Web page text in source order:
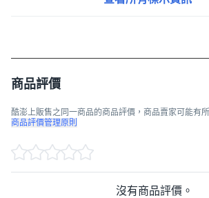
商品評價
酷澎上販售之同一商品的商品評價，商品賣家可能有
商品評價管理原則
沒有商品評價。